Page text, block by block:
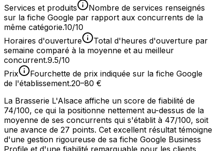
Services et produits
Nombre de services renseignés
sur la fiche Google par rapport aux concurrents de la
même catégorie.10/10
Horaires d'ouverture
Total d'heures d'ouverture par
semaine comparé à la moyenne et au meilleur
concurrent.9.5/10
Prix
Fourchette de prix indiquée sur la fiche Google
de l'établissement.20–80 €
La Brasserie L'Alsace affiche un score de fiabilité de
74/100, ce qui la positionne nettement au-dessus de la
moyenne de ses concurrents qui s'établit à 47/100, soit
une avance de 27 points. Cet excellent résultat témoigne
d'une gestion rigoureuse de sa fiche Google Business